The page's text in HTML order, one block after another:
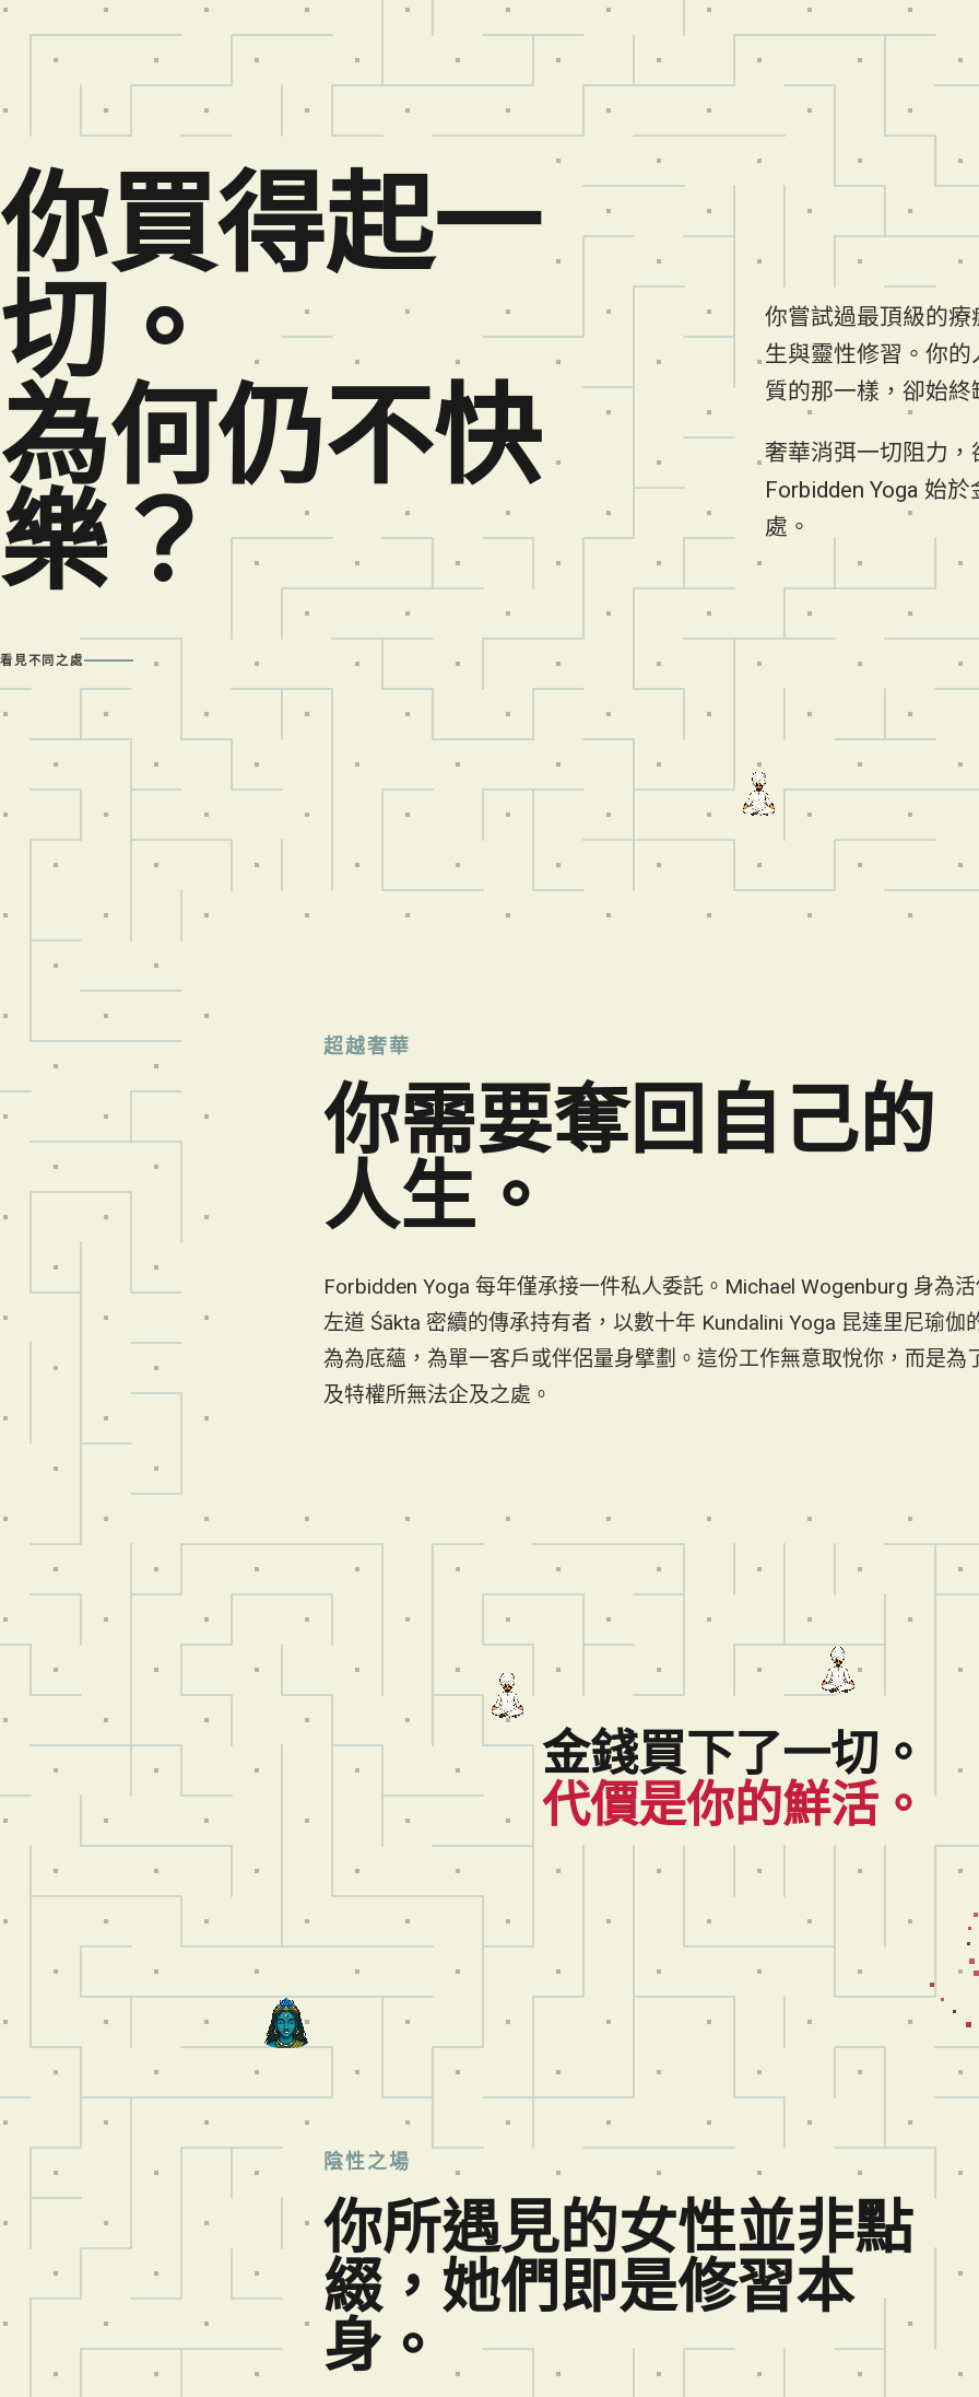
你買得起一
切。
為何仍不快
樂？
你嘗試過最頂級的
生與靈性修習。你
質的那一樣，卻始終
奢華消弭一切阻力
Forbidden Yoga 始
處。
看見不同之處
超越奢華
你需要奪回自己的
人生。
Forbidden Yoga 每年僅承接一件私人委託。Michael Wogenburg 身為
左道 Śākta 密續的傳承持有者，以數十年 Kundalini Yoga 昆達里尼瑜伽
為為底蘊，為單一客戶或伴侶量身擘劃。這份工作無意取悅你，而是為
及特權所無法企及之處。
金錢買下了一切。
代價是你的鮮活。
陰性之場
你所遇見的女性並非點
綴，她們即是修習本
身。